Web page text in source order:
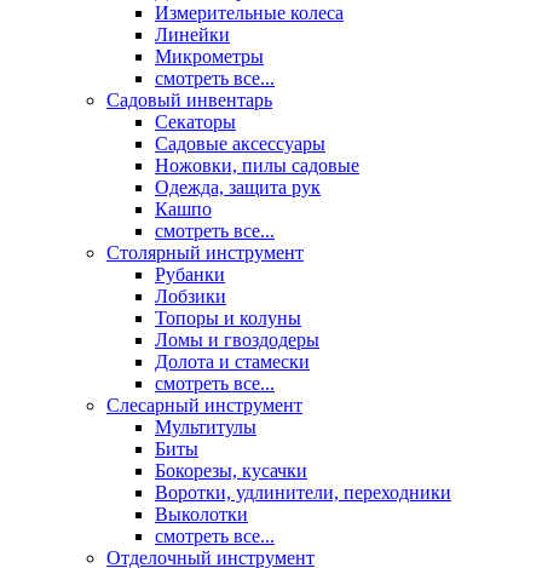
Измерительные колеса
Линейки
Микрометры
смотреть все...
Садовый инвентарь
Секаторы
Садовые аксессуары
Ножовки, пилы садовые
Одежда, защита рук
Кашпо
смотреть все...
Столярный инструмент
Рубанки
Лобзики
Топоры и колуны
Ломы и гвоздодеры
Долота и стамески
смотреть все...
Слесарный инструмент
Мультитулы
Биты
Бокорезы, кусачки
Воротки, удлинители, переходники
Выколотки
смотреть все...
Отделочный инструмент